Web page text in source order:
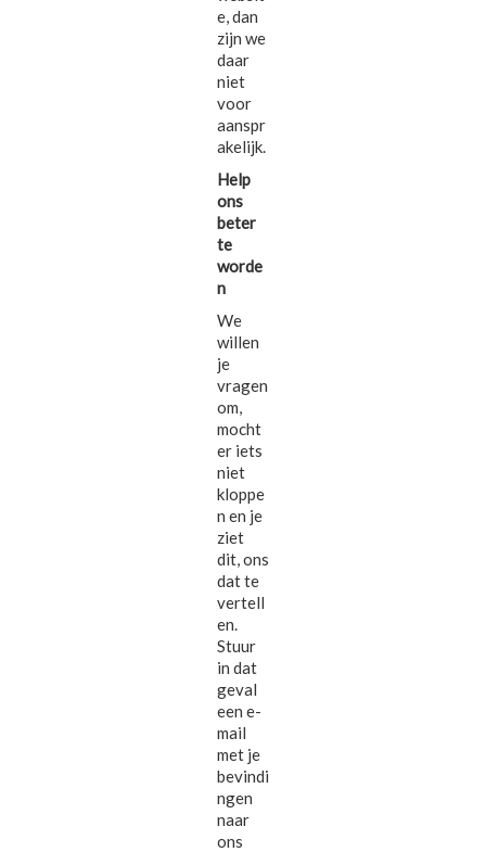
e, dan
zijn we
daar
niet
voor
aanspr
akelijk.
Help
ons
beter
te
worde
n
We
willen
je
vragen
om,
mocht
er iets
niet
kloppe
n en je
ziet
dit, ons
dat te
vertell
en.
Stuur
in dat
geval
een e-
mail
met je
bevindi
ngen
naar
ons